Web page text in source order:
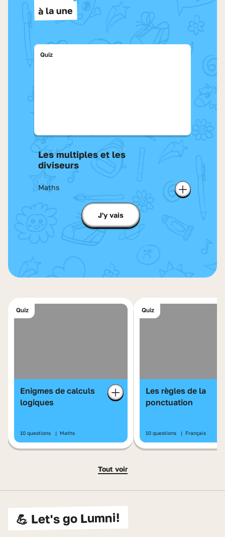
à la une
Quiz
Les multiples et les
diviseurs
Maths
J'y vais
Ajouter à
Quiz
Enigmes de calculs
logiques
10 questions | Maths
Quiz
Les règles de la
ponctuation
10 questions | Français
Tout voir
💪 Let's go Lumni!